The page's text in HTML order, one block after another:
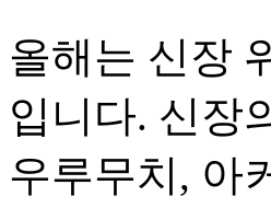
올해는 신장
입니다. 신장
우루무치, 아